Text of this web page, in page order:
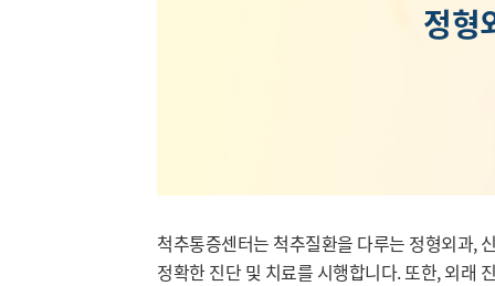
정형
척추통증센터는 척추질환을 다루는 정형외과,
정확한 진단 및 치료를 시행합니다. 또한, 외래